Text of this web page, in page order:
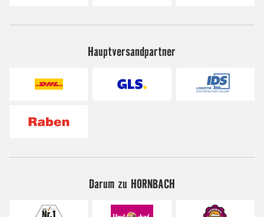
Hauptversandpartner
Darum zu HORNBACH